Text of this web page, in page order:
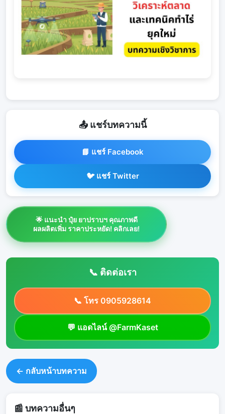
📤 แชร์บทความนี้
📘 แชร์ Facebook
🐦 แชร์ Twitter
🌟 แนะนำ ปุ๋ย ยาปราบฯ คุณภาพดี
ผลผลิตเพิ่ม ราคาประหยัด! คลิกเลย!
📞 ติดต่อเรา
📞 โทร 0905928614
💬 แอดไลน์ @FarmKaset
← กลับหน้าบทความ
📰 บทความอื่นๆ